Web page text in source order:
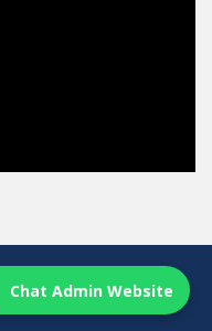
Chat Admin Website
reserved. created